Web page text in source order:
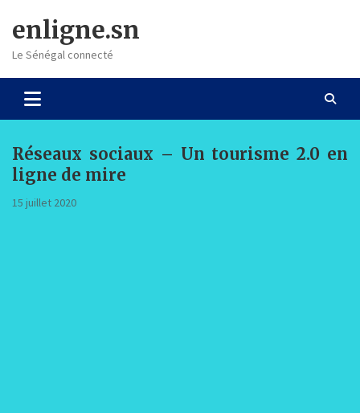
content
enligne.sn
Le Sénégal connecté
Réseaux sociaux – Un tourisme 2.0 en
ligne de mire
15 juillet 2020